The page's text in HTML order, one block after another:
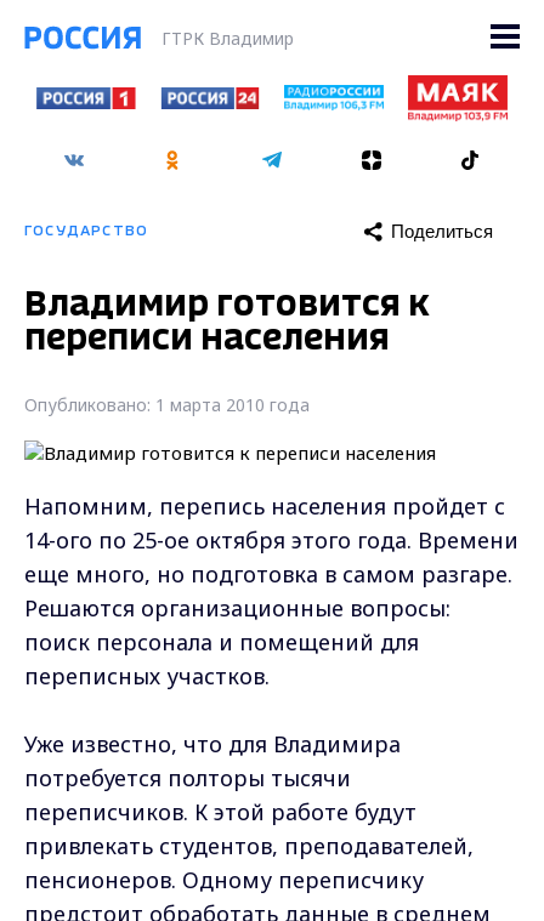
ГТРК Владимир
ГОСУДАРСТВО Поделиться
Владимир готовится к
переписи населения
Опубликовано: 1 марта 2010 года
Напомним, перепись населения пройдет с
14-ого по 25-ое октября этого года. Времени
еще много, но подготовка в самом разгаре.
Решаются организационные вопросы:
поиск персонала и помещений для
переписных участков.
Уже известно, что для Владимира
потребуется полторы тысячи
переписчиков. К этой работе будут
привлекать студентов, преподавателей,
пенсионеров. Одному переписчику
предстоит обработать данные в среднем